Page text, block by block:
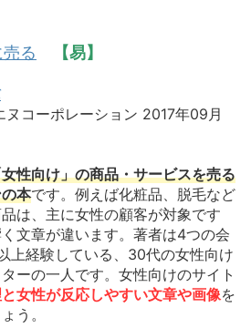
る 【易】
コーポレーション 2017年09月
性向け」の商品・サービスを売る
本です。例えば化粧品、脱毛など
は、主に女性の顧客が対象です
文章が違います。著者は4つの会
上経験している、30代の女性向け
ーの一人です。女性向けのサイト
女性が反応しやすい文章や画像を
う。